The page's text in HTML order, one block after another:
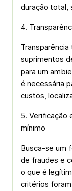
duração total,
4.
suprimentos
para um
é necessária
custos,
5. Verificação
mínimo
Busca-­se um
de fraudes e
o que é
critérios